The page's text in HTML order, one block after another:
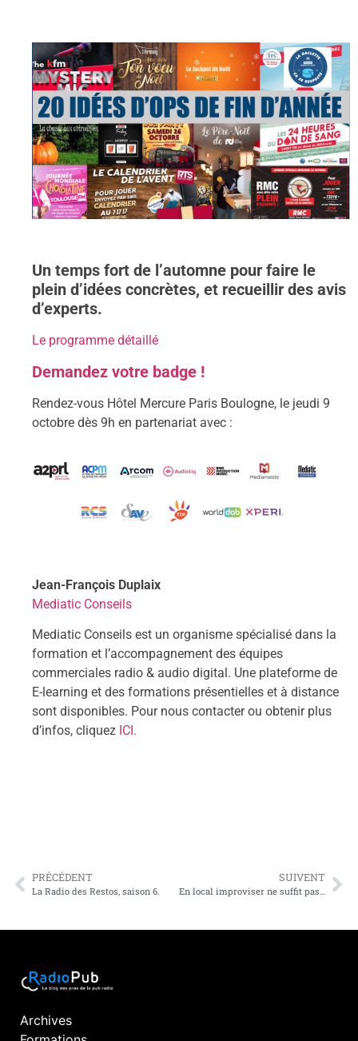
Un temps fort de l’automne pour faire le
plein d’idées concrètes, et recueillir des avis
d’experts.
Le programme détaillé
Demandez votre badge !
Rendez-vous Hôtel Mercure Paris Boulogne, le jeudi 9
octobre dès 9h en partenariat avec :
Jean-François Duplaix
Mediatic Conseils
Mediatic Conseils est un organisme spécialisé dans la
formation et l’accompagnement des équipes
commerciales radio & audio digital. Une plateforme de
E-learning et des formations présentielles et à distance
sont disponibles. Pour nous contacter ou obtenir plus
d’infos, cliquez ICI.
PRÉCÉDENT
La Radio des Restos, saison 6.
SUIVENT
En local improviser ne suffit pas. Il faut se former pour réussir.
Archives